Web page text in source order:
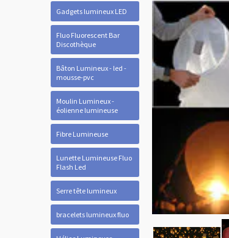
Gadgets lumineux LED
Fluo Fluorescent Bar
Discothèque
Bâton Lumineux - led -
mousse-pvc
Moulin Lumineux -
éolienne lumineuse
Fibre Lumineuse
Lunette Lumineuse Fluo
Flash Led
Serre tête lumineux
bracelets lumineux fluo